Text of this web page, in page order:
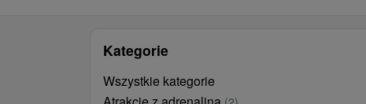
Kategorie
Wszystkie kategorie